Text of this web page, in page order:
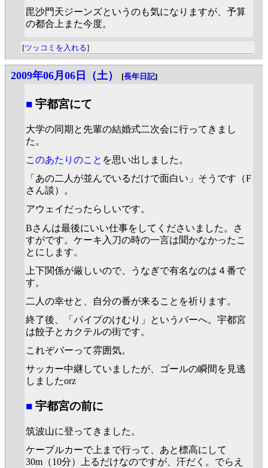
毘沙門天ジーンズというのも気になりますが、予算
の都合上また今度。
[ツッコミを入れる]
2009年06月06日（土） [長年日記]
■ 宇都宮にて
大学の同期と先輩の結婚式二次会に行ってきまし
た。
このあたりのこと を思い出しました。
「あの二人が並んでいるだけで面白い」そうです（F
さん談）。
アウェイだったらしいです。
Bさんは最後にいい仕事をしてくださいました。さ
すがです。ケーキ入刀の時の一言は聞かなかったこ
とにします。
上下関係が厳しいので、うなぎで有名なのは４番で
す。
二人の幸せと、自分の番が来ることを祈ります。
終了後、「パイプのけむり」というバーへ。宇都宮
は餃子とカクテルの街です。
これぞバーって雰囲気。
サッカー中継していましたが、ゴールの瞬間を見逃
しましたorz
■ 宇都宮の前に
筑波山に登ってきました。
ケーブルカーで上まで行って、あと標高にして
30m（10分）上るだけなのですが、汗だく。でらえ